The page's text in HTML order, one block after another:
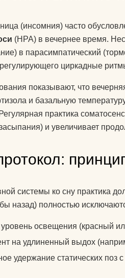
(инсомния) часто
(HPA) в вечернее время.
в парасимпатический
циркадные
показывают, что
и базальную
практика
и увеличивает
системы ко сну практика
назад) полностью
уровень освещения (красный
на удлиненный выдох
удержание статических поз